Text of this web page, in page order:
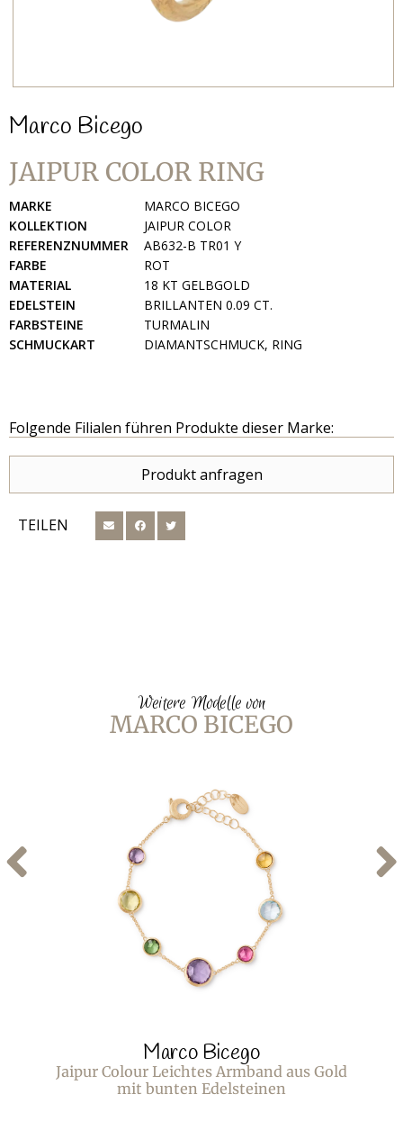
Marco Bicego
JAIPUR COLOR RING
MARKE
MARCO BICEGO
KOLLEKTION
JAIPUR COLOR
REFERENZNUMMER
AB632-B TR01 Y
FARBE
ROT
MATERIAL
18 KT GELBGOLD
EDELSTEIN
BRILLANTEN 0.09 CT.
FARBSTEINE
TURMALIN
SCHMUCKART
DIAMANTSCHMUCK, RING
Folgende Filialen führen Produkte dieser Marke:
Produkt anfragen
TEILEN
Weitere Modelle von
MARCO BICEGO
Marco Bicego
Jaipur Colour Leichtes Armband aus Gold
mit bunten Edelsteinen